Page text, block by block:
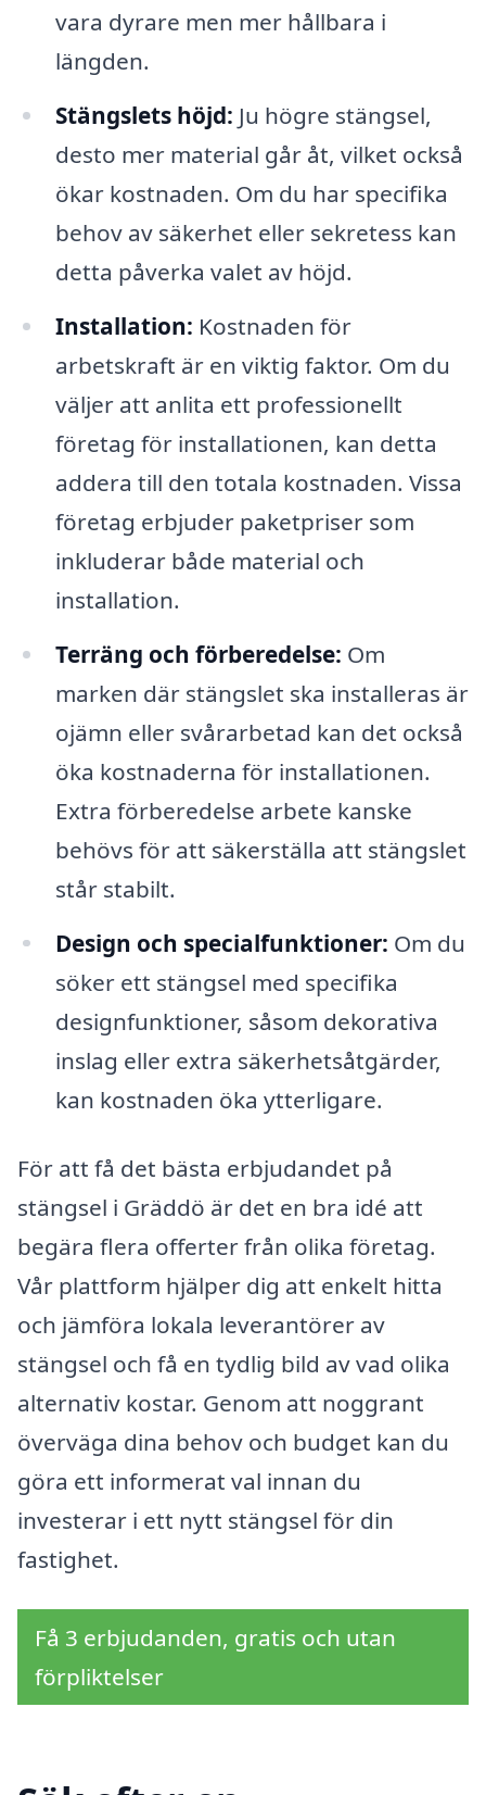
vara dyrare men mer hållbara i
längden.
Stängslets höjd: Ju högre stängsel,
desto mer material går åt, vilket också
ökar kostnaden. Om du har specifika
behov av säkerhet eller sekretess kan
detta påverka valet av höjd.
Installation: Kostnaden för
arbetskraft är en viktig faktor. Om du
väljer att anlita ett professionellt
företag för installationen, kan detta
addera till den totala kostnaden. Vissa
företag erbjuder paketpriser som
inkluderar både material och
installation.
Terräng och förberedelse: Om
marken där stängslet ska installeras är
ojämn eller svårarbetad kan det också
öka kostnaderna för installationen.
Extra förberedelse arbete kanske
behövs för att säkerställa att stängslet
står stabilt.
Design och specialfunktioner: Om du
söker ett stängsel med specifika
designfunktioner, såsom dekorativa
inslag eller extra säkerhetsåtgärder,
kan kostnaden öka ytterligare.
För att få det bästa erbjudandet på
stängsel i Gräddö är det en bra idé att
begära flera offerter från olika företag.
Vår plattform hjälper dig att enkelt hitta
och jämföra lokala leverantörer av
stängsel och få en tydlig bild av vad olika
alternativ kostar. Genom att noggrant
överväga dina behov och budget kan du
göra ett informerat val innan du
investerar i ett nytt stängsel för din
fastighet.
Få 3 erbjudanden, gratis och utan
förpliktelser